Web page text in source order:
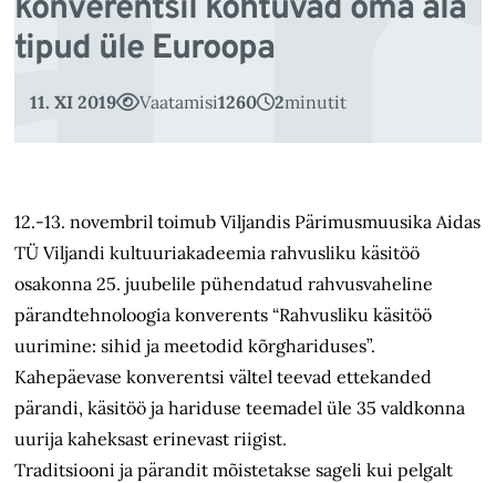
konverentsil kohtuvad oma ala
tipud üle Euroopa
11. XI 2019 Vaatamisi1260 2minutit
12.-13. novembril toimub Viljandis Pärimusmuusika Aidas
TÜ Viljandi kultuuriakadeemia rahvusliku käsitöö
osakonna 25. juubelile pühendatud rahvusvaheline
pärandtehnoloogia konverents “Rahvusliku käsitöö
uurimine: sihid ja meetodid kõrghariduses”.
Kahepäevase konverentsi vältel teevad ettekanded
pärandi, käsitöö ja hariduse teemadel üle 35 valdkonna
uurija kaheksast erinevast riigist.
Traditsiooni ja pärandit mõistetakse sageli kui pelgalt